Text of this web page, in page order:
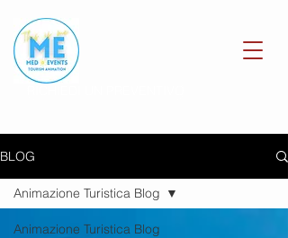
BLOG
Animazione Turistica Blog
Animazione Turistica Blog